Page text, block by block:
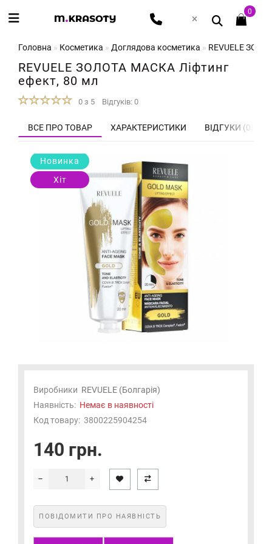
0
Головна Косметика Доглядова косметика REVUELE
REVUELE ЗОЛОТА МАСКА Ліфтинг
ефект, 80 мл
0 з 5 Відгуків: 0
ВСЕ ПРО ТОВАР ХАРАКТЕРИСТИКИ ВІДГУКИ (0)
Новинка
Хіт
Виробники REVUELE (Болгарія)
Наявність: Немає в наявності
Код товару: 3800225904254
140 грн.
ПОВІДОМИТИ ПРО НАЯВНІСТЬ